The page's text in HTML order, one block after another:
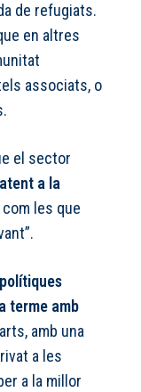
de refugiats.
en altres
associats, o
el sector
a la
com les que
terme amb
amb una
a les
a la millor